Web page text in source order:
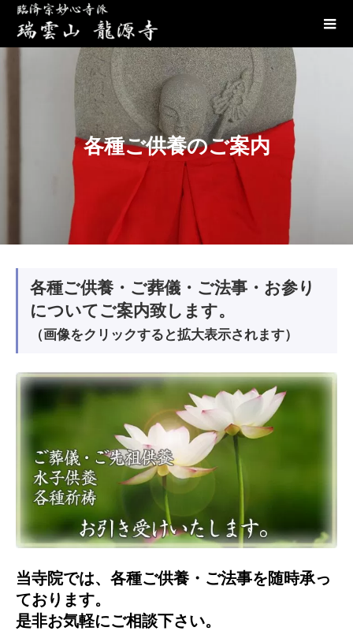
各種ご供養のご案内
各種ご供養・ご葬儀・ご法事・お参り
についてご案内致します。
（画像をクリックすると拡大表示されます）
当寺院では、各種ご供養・ご法事を随時承っ
ております。
是非お気軽にご相談下さい。